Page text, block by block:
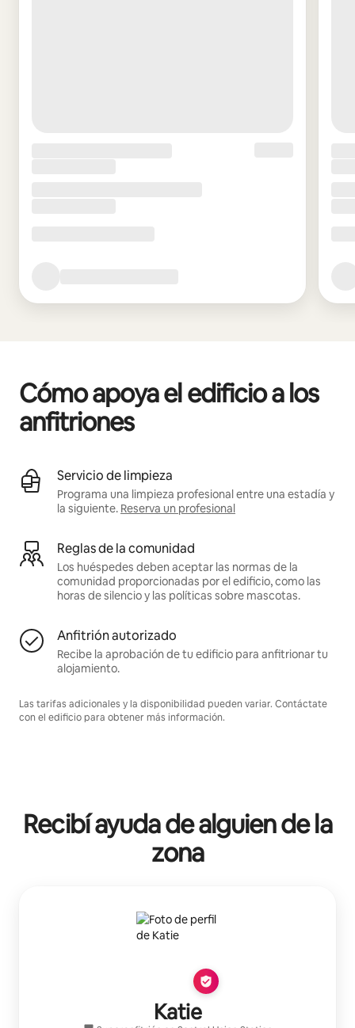
Cómo apoya el edificio a los
anfitriones
Servicio de limpieza
Programa una limpieza profesional entre una estadía y
la siguiente. Reserva un profesional
Reglas de la comunidad
Los huéspedes deben aceptar las normas de la
comunidad proporcionadas por el edificio, como las
horas de silencio y las políticas sobre mascotas.
Anfitrión autorizado
Recibe la aprobación de tu edificio para anfitrionar tu
alojamiento.
Las tarifas adicionales y la disponibilidad pueden variar. Contáctate
con el edificio para obtener más información.
Recibí ayuda de alguien de la
zona
Katie